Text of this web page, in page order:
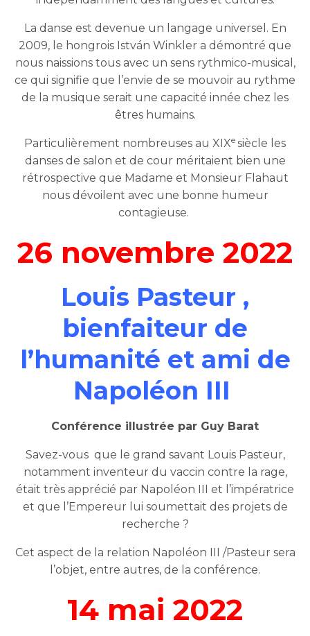
La danse est devenue un langage universel. En
2009, le hongrois István Winkler a démontré que
nous naissions tous avec un sens rythmico-musical,
ce qui signifie que l’envie de se mouvoir au rythme
de la musique serait une capacité innée chez les
êtres humains.
Particulièrement nombreuses au XIXe siècle les
danses de salon et de cour méritaient bien une
rétrospective que Madame et Monsieur Flahaut
nous dévoilent avec une bonne humeur
contagieuse.
26 novembre 2022
Louis Pasteur ,
bienfaiteur de
l’humanité et ami de
Napoléon III
Conférence illustrée par Guy Barat
Savez-vous que le grand savant Louis Pasteur,
notamment inventeur du vaccin contre la rage,
était très apprécié par Napoléon III et l’impératrice
et que l’Empereur lui soumettait des projets de
recherche ?
Cet aspect de la relation Napoléon III /Pasteur sera
l’objet, entre autres, de la conférence.
14 mai 2022